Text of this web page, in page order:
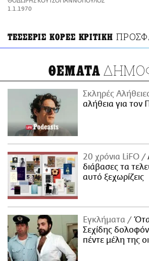
ΑΜΠΑ
1.1.1970
ΤΕΣΣΕΡΙΣ ΚΟΡΕΣ ΚΡΙΤΙΚΗ
ΘΕΜΑΤΑ
Σκληρές
αλήθεια για τον
20 χρόνια LiFO
διάβασες τα
αυτό ξεχωρίζεις
Εγκλήματα
Σεχίδης
πέντε μέλη της